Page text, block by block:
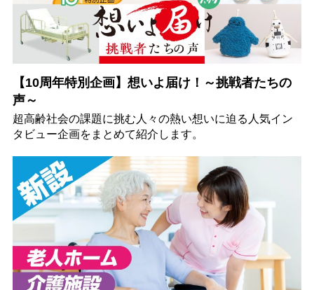
【10周年特別企画】想いよ届け！～挑戦者たちの
声～
超高齢社会の課題に挑む人々の熱い想いに迫る人気イン
タビュー企画をまとめて紹介します。